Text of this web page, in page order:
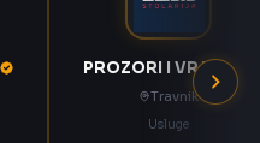
PROZORI I VRATA Sučić Nova Bila
Travnik
Usluge